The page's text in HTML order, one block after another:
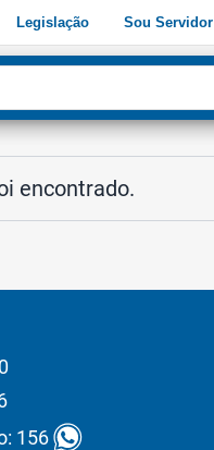
Legislação Sou Servidor
encontrado.
156